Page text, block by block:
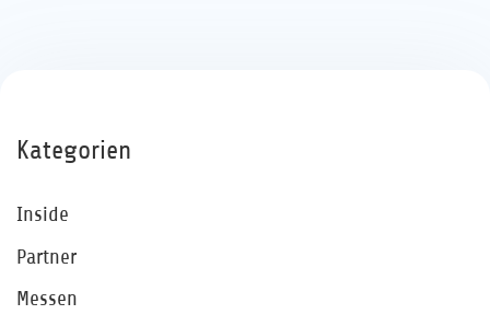
Kategorien
Inside
Partner
Messen